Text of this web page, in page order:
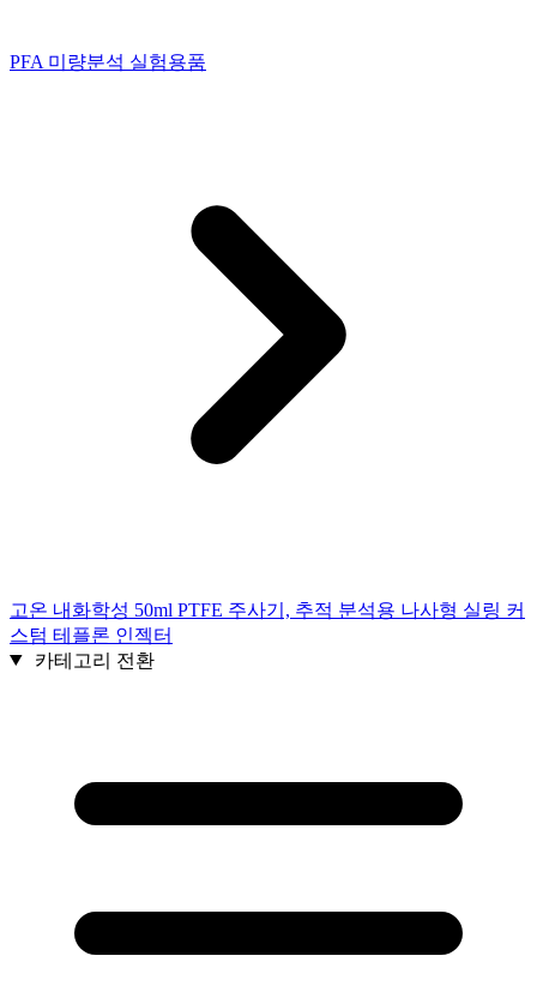
PFA 미량분석 실험용품
고온 내화학성 50ml PTFE 주사기, 추적 분석용 나사형 실링 커
스텀 테플론 인젝터
카테고리 전환